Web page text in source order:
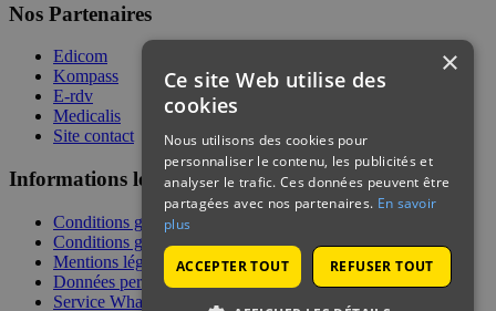
Nos Partenaires
Edicom
Kompass
E-rdv
Medicalis
Site contact
Informations légales
Conditions générales de services
Conditions générales de vente
Mentions légales
Données personnelles
Service WhatsApp
×
Ce site Web utilise des
cookies
Nous utilisons des cookies pour
personnaliser le contenu, les publicités et
analyser le trafic. Ces données peuvent être
partagées avec nos partenaires. En savoir
plus
ACCEPTER TOUT REFUSER TOUT